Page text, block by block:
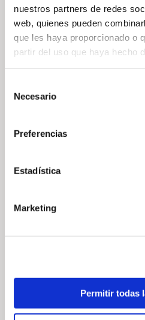
nuestros partners de redes
web, quienes pueden
que les haya proporcionado o
partir del uso que haya hecho
Necesario
Preferencias
Estadística
Marketing
Permitir todas
Pour plus d’informations sur
officiel :En savoir plus sur le